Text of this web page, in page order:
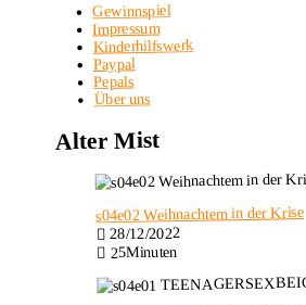
Gewinnspiel
Impressum
Kinderhilfswerk
Paypal
Pepals
Über uns
Alter Mist
s04e02 Weihnachtem in der Krise
28/12/2022
25Minuten